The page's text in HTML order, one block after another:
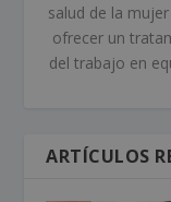
salud de la
ofrecer un
del trabajo en
ARTÍCULOS